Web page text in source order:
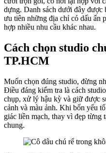
dựng. Danh sách dưới đây được
ưu tiên những địa chỉ có dấu ấn
hợp nhiều nhu cầu khác nhau.
Cách chọn studio
TP.HCM
Muốn chọn đúng studio, đừng
Điều đáng kiểm tra là cách
chụp, xử lý hậu kỳ và giữ được
cảnh và màu ảnh. Khi bốn yếu
giác liền mạch, thay vì đẹp từng
chung.